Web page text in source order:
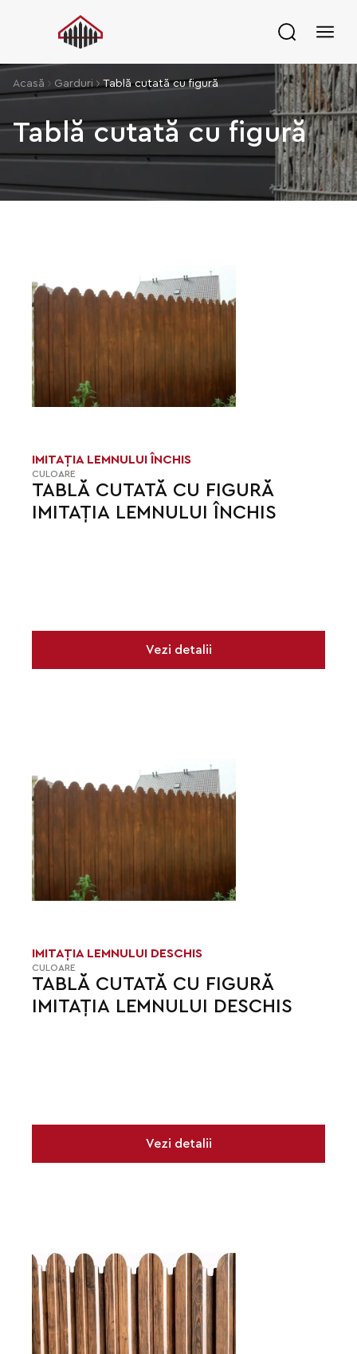
Acasă Garduri Tablă cutată cu figură
Tablă cutată cu figură
TABLĂ CUTATĂ CU FIGURĂ
IMITAȚIA LEMNULUI ÎNCHIS
IMITAȚIA LEMNULUI ÎNCHIS
CULOARE
Vezi detalii
TABLĂ CUTATĂ CU FIGURĂ
IMITAȚIA LEMNULUI DESCHIS
IMITAȚIA LEMNULUI DESCHIS
CULOARE
Vezi detalii